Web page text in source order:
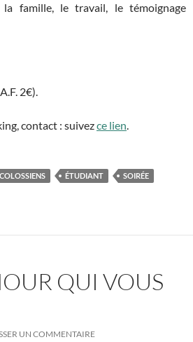
la famille, le travail, le témoignage
2€).
contact : suivezce lien.
COLOSSIENS ÉTUDIANT
SOIRÉE
QUI VOUS
UN COMMENTAIRE